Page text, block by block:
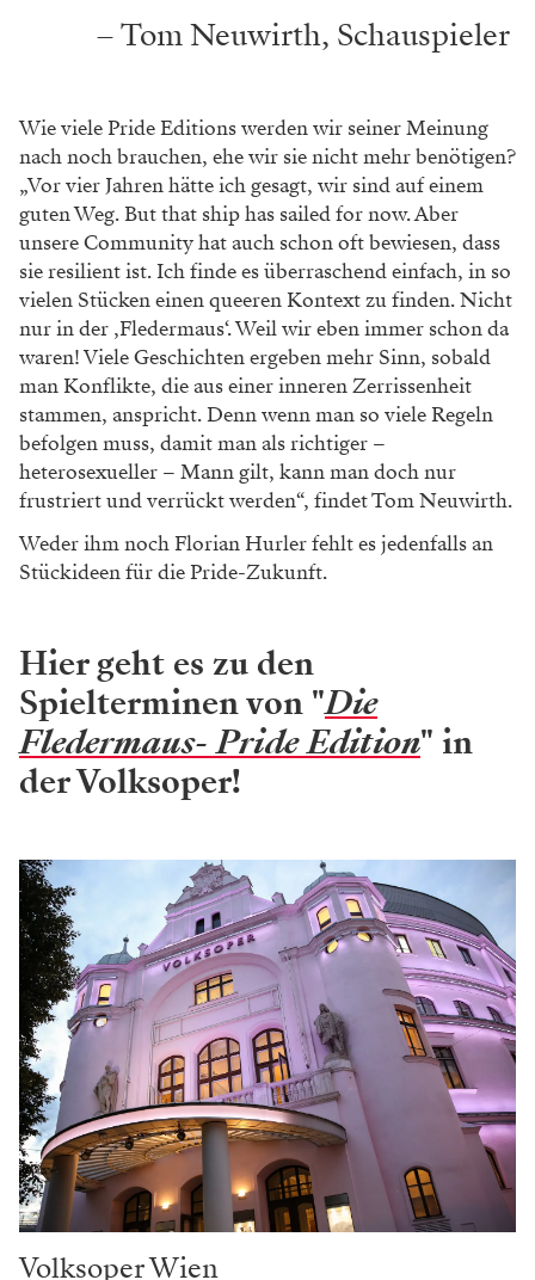
– Tom Neuwirth, Schauspieler
Wie viele Pride Editions werdenwir seiner Meinung
nach noch brauchen, ehewir sie nicht mehr benötigen?
„Vor vier Jahren hätte ich gesagt, wir sind auf einem
guten Weg.But that ship has sailed for now. Aber
unsereCommunity hat auch schon oft bewiesen, dass
sie resilient ist. Ich finde es überraschend einfach, in so
vielen Stücken einen queeren Kontext zu finden. Nicht
nur in der ,Fledermaus‘. Weil wireben immer schon da
waren! Viele Geschichtenergeben mehr Sinn, sobald
man Konflikte, die auseiner inneren Zerrissenheit
stammen, anspricht.Denn wenn man so viele Regeln
befolgen muss, damit man als richtiger –
heterosexueller – Manngilt, kann man doch nur
frustriert und verrückt werden“, findet Tom Neuwirth.
Weder ihm noch Florian Hurler fehlt esjedenfalls an
Stückideen für die Pride-Zukunft.
Hier geht es zu den
Spielterminen von "Die
Fledermaus- Pride Edition" in
der Volksoper!
Volksoper Wien